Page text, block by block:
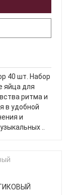
40 шт. Набор
яйца для
ритма и
в удобной
и
..